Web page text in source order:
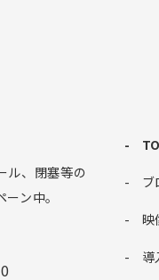
ル、閉塞等の
ン中。
ブ
映
導